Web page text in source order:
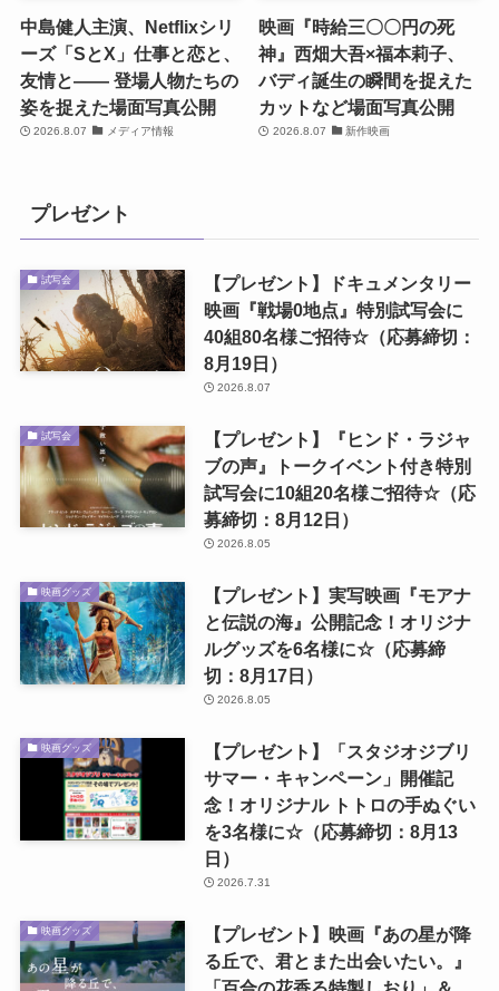
中島健人主演、Netflixシリ
ーズ「SとX」仕事と恋と、
友情と―― 登場人物たちの
姿を捉えた場面写真公開
2026.8.07 メディア情報
映画『時給三〇〇円の死
神』西畑大吾×福本莉子、
バディ誕生の瞬間を捉えた
カットなど場面写真公開
2026.8.07 新作映画
プレゼント
試写会
【プレゼント】ドキュメンタリー
映画『戦場0地点』特別試写会に
40組80名様ご招待☆（応募締切：
8月19日）
2026.8.07
試写会
【プレゼント】『ヒンド・ラジャ
ブの声』トークイベント付き特別
試写会に10組20名様ご招待☆（応
募締切：8月12日）
2026.8.05
映画グッズ
【プレゼント】実写映画『モアナ
と伝説の海』公開記念！オリジナ
ルグッズを6名様に☆（応募締
切：8月17日）
2026.8.05
映画グッズ
【プレゼント】「スタジオジブリ
サマー・キャンペーン」開催記
念！オリジナル トトロの手ぬぐい
を3名様に☆（応募締切：8月13
日）
2026.7.31
映画グッズ
【プレゼント】映画『あの星が降
る丘で、君とまた出会いたい。』